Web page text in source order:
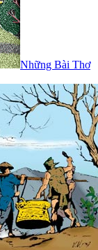
Những Bài Thơ